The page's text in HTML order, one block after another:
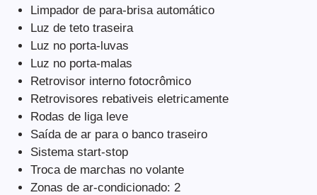
Limpador de para-brisa automático
Luz de teto traseira
Luz no porta-luvas
Luz no porta-malas
Retrovisor interno fotocrômico
Retrovisores rebativeis eletricamente
Rodas de liga leve
Saída de ar para o banco traseiro
Sistema start-stop
Troca de marchas no volante
Zonas de ar-condicionado: 2